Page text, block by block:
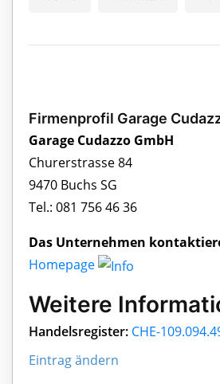
Firmenprofil Garage
Garage Cudazzo GmbH
Churerstrasse 84
9470 Buchs SG
Tel.: 081 756 46 36
Das Unternehmen
Homepage
Weitere
Handelsregister: CHE-
Eintrag ändern